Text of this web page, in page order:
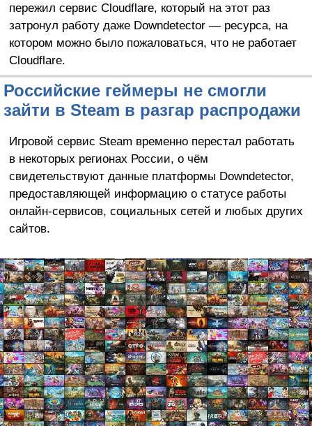
пережил сервис Cloudflare, который на этот раз
затронул работу даже Downdetector — ресурса, на
котором можно было пожаловаться, что не работает
Cloudflare.
Российские геймеры не смогли
зайти в Steam в разгар распродажи
Игровой сервис Steam временно перестал работать
в некоторых регионах России, о чём
свидетельствуют данные платформы Downdetector,
предоставляющей информацию о статусе работы
онлайн-сервисов, социальных сетей и любых других
сайтов.